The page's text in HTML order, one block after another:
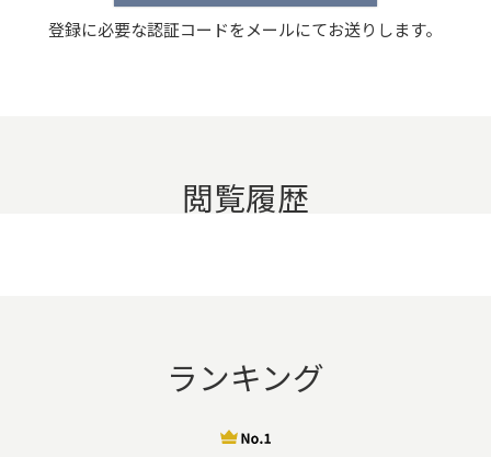
登録に必要な認証コードをメールにてお送りします。
閲覧履歴
ランキング